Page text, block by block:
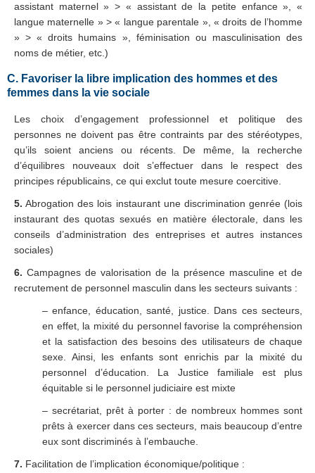
assistant maternel » > « assistant de la petite enfance », «
langue maternelle » > « langue parentale », « droits de l’homme
» > « droits humains », féminisation ou masculinisation des
noms de métier, etc.)
C. Favoriser la libre implication des hommes et des
femmes dans la vie sociale
Les choix d’engagement professionnel et politique des
personnes ne doivent pas être contraints par des stéréotypes,
qu’ils soient anciens ou récents. De même, la recherche
d’équilibres nouveaux doit s’effectuer dans le respect des
principes républicains, ce qui exclut toute mesure coercitive.
5. Abrogation des lois instaurant une discrimination genrée (lois
instaurant des quotas sexués en matière électorale, dans les
conseils d’administration des entreprises et autres instances
sociales)
6. Campagnes de valorisation de la présence masculine et de
recrutement de personnel masculin dans les secteurs suivants :
– enfance, éducation, santé, justice. Dans ces secteurs,
en effet, la mixité du personnel favorise la compréhension
et la satisfaction des besoins des utilisateurs de chaque
sexe. Ainsi, les enfants sont enrichis par la mixité du
personnel d’éducation. La Justice familiale est plus
équitable si le personnel judiciaire est mixte
– secrétariat, prêt à porter : de nombreux hommes sont
prêts à exercer dans ces secteurs, mais beaucoup d’entre
eux sont discriminés à l’embauche.
7. Facilitation de l’implication économique/politique :